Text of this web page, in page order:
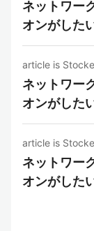
ネットワー
オンがした
article is
ネットワー
オンがした
article is
ネットワー
オンがした